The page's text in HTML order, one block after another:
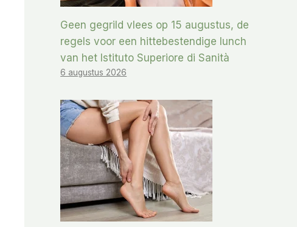
Geen gegrild vlees op 15 augustus, de
regels voor een hittebestendige lunch
van het Istituto Superiore di Sanità
6 augustus 2026